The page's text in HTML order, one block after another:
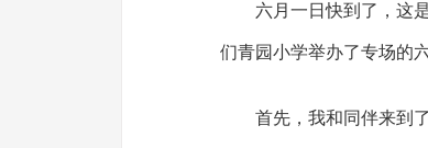
六月一日快到了，这
们青园小学举办了专场的
首先，我和同伴来到